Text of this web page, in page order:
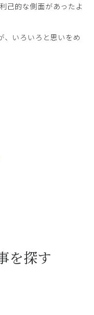
己的な側面があったよ
、いろいろと思いをめ
を探す